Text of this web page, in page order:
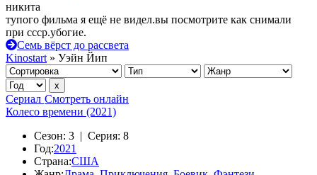
никита
тупого фильма я ещё не видел.вы посмотрите как снимали
при ссср.убогие.
Семь вёрст до рассвета
Kinostart » Уэйн Йип
Сериал Смотреть онлайн
Колесо времени (2021)
Сезон: 3 | Серия: 8
Год:2021
Страна:США